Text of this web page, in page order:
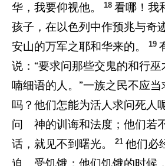
华，我要仰视他。
18 看哪！我
孩子，在以色列中作预兆与奇
安山的万军之耶和华来的。
19
说：“要求问那些交鬼的和行
喃细语的人。”一族之民不应
吗？他们怎能为活人求问死人
问 神的训诲和法度；他们若
话，就见不到曙光。
21 他们必